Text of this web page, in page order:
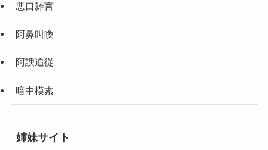
悪口雑言
阿鼻叫喚
阿諛追従
暗中模索
姉妹サイト